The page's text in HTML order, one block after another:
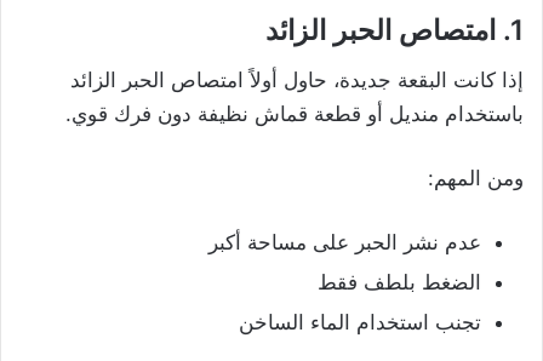
1. امتصاص الحبر الزائد
إذا كانت البقعة جديدة، حاول أولاً امتصاص الحبر الزائد
باستخدام منديل أو قطعة قماش نظيفة دون فرك قوي.
ومن المهم:
عدم نشر الحبر على مساحة أكبر
الضغط بلطف فقط
تجنب استخدام الماء الساخن